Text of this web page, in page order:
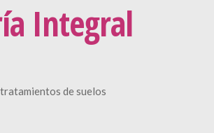
Integral
de suelos